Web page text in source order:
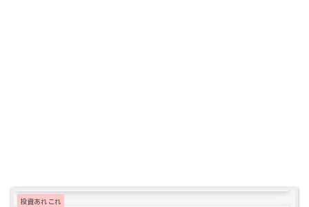
投資あれこれ